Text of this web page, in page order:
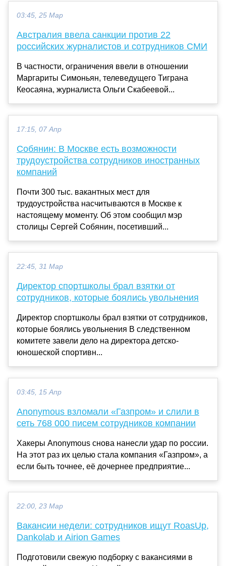
03:45, 25 Мар
Австралия ввела санкции против 22
российских журналистов и сотрудников СМИ
В частности, ограничения ввели в отношении
Маргариты Симоньян, телеведущего Тиграна
Кеосаяна, журналиста Ольги Скабеевой...
17:15, 07 Апр
Собянин: В Москве есть возможности
трудоустройства сотрудников иностранных
компаний
Почти 300 тыс. вакантных мест для
трудоустройства насчитываются в Москве к
настоящему моменту. Об этом сообщил мэр
столицы Сергей Собянин, посетивший...
22:45, 31 Мар
Директор спортшколы брал взятки от
сотрудников, которые боялись увольнения
Директор спортшколы брал взятки от сотрудников,
которые боялись увольнения В следственном
комитете завели дело на директора детско-
юношеской спортивн...
03:45, 15 Апр
Anonymous взломали «Газпром» и слили в
сеть 768 000 писем сотрудников компании
Хакеры Anonymous снова нанесли удар по россии.
На этот раз их целью стала компания «Газпром», а
если быть точнее, её дочернее предприятие...
22:00, 23 Мар
Вакансии недели: сотрудников ищут RoasUp,
Dankolab и Airion Games
Подготовили свежую подборку с вакансиями в